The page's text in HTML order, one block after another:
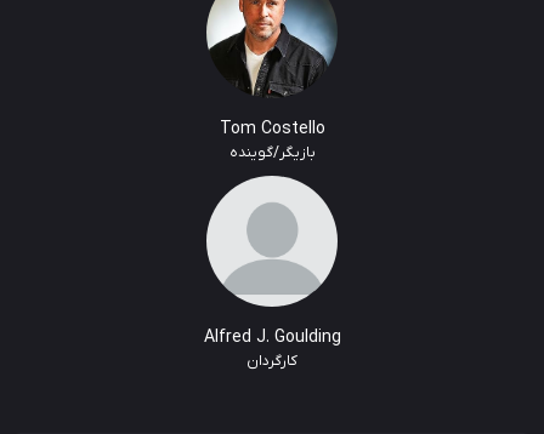
Tom Costello
بازیگر/گوینده
Alfred J. Goulding
کارگردان